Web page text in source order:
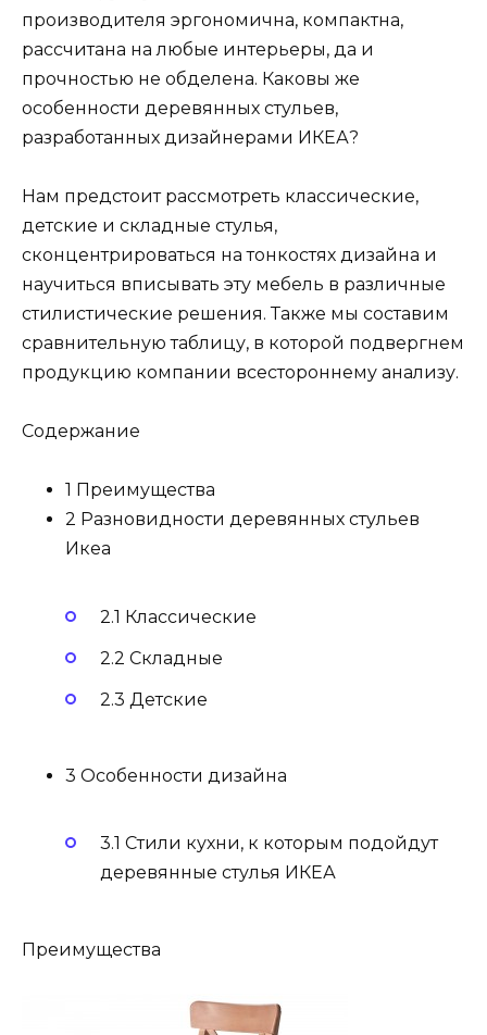
производителя эргономична, компактна,
рассчитана на любые интерьеры, да и
прочностью не обделена. Каковы же
особенности деревянных стульев,
разработанных дизайнерами ИКЕА?
Нам предстоит рассмотреть классические,
детские и складные стулья,
сконцентрироваться на тонкостях дизайна и
научиться вписывать эту мебель в различные
стилистические решения. Также мы составим
сравнительную таблицу, в которой подвергнем
продукцию компании всестороннему анализу.
Содержание
1 Преимущества
2 Разновидности деревянных стульев
Икеа
2.1 Классические
2.2 Складные
2.3 Детские
3 Особенности дизайна
3.1 Стили кухни, к которым подойдут
деревянные стулья ИКЕА
Преимущества